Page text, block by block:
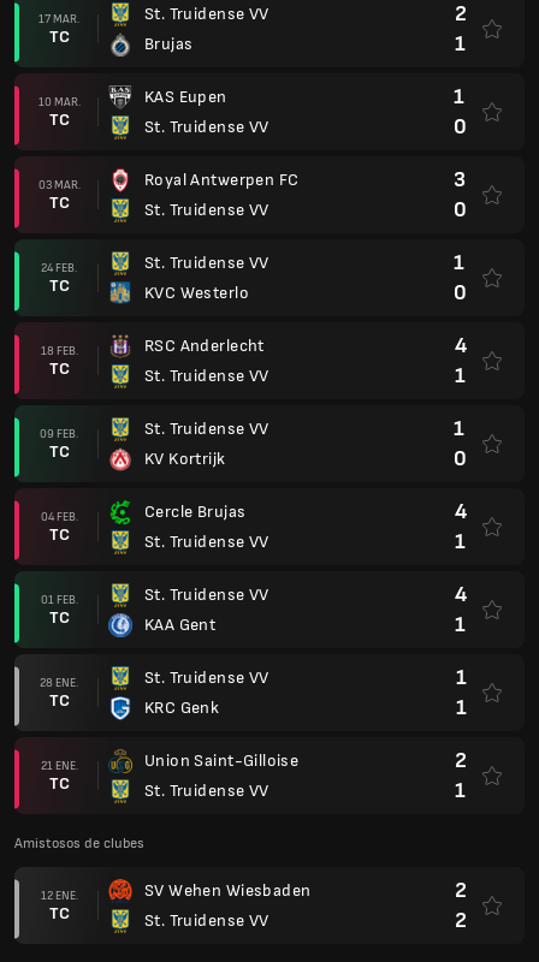
17 MAR.
TC
St. Truidense VV
Brujas
2
1
10 MAR.
TC
KAS Eupen
St. Truidense VV
1
0
03 MAR.
TC
Royal Antwerpen FC
St. Truidense VV
3
0
24 FEB.
TC
St. Truidense VV
KVC Westerlo
1
0
18 FEB.
TC
RSC Anderlecht
St. Truidense VV
4
1
09 FEB.
TC
St. Truidense VV
KV Kortrijk
1
0
04 FEB.
TC
Cercle Brujas
St. Truidense VV
4
1
01 FEB.
TC
St. Truidense VV
KAA Gent
4
1
28 ENE.
TC
St. Truidense VV
KRC Genk
1
1
21 ENE.
TC
Union Saint-Gilloise
St. Truidense VV
2
1
Amistosos de clubes
12 ENE.
TC
SV Wehen Wiesbaden
St. Truidense VV
2
2